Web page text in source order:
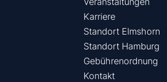
Karriere
Standort Elmshorn
Standort Hamburg
Gebührenordnung
Kontakt